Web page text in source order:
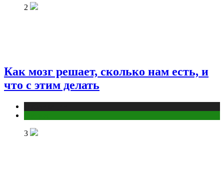
2
Как мозг решает, сколько нам есть, и
что с этим делать
3